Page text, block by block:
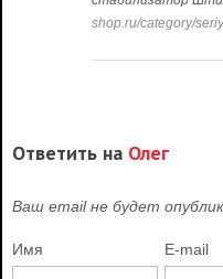
shop.ru/category/
Ответить на Олег
Ваш email не будет
Имя E-mail